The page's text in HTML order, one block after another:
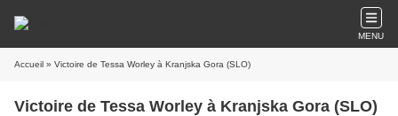
MENU
Accueil » Victoire de Tessa Worley à Kranjska Gora (SLO)
Victoire de Tessa Worley à Kranjska Gora (SLO)